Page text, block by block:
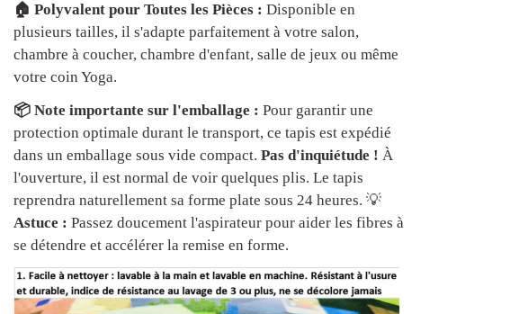
🏠 Polyvalent pour Toutes les Pièces : Disponible en
plusieurs tailles, il s'adapte parfaitement à votre salon,
chambre à coucher, chambre d'enfant, salle de jeux ou même
votre coin Yoga.
📦 Note importante sur l'emballage : Pour garantir une
protection optimale durant le transport, ce tapis est expédié
dans un emballage sous vide compact.Pas d'inquiétude ! À
l'ouverture, il est normal de voir quelques plis. Le tapis
reprendra naturellement sa forme plate sous 24 heures. 💡
Astuce : Passez doucement l'aspirateur pour aider les fibres à
se détendre et accélérer la remise en forme.